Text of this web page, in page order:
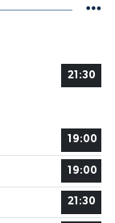
21:30
19:00
19:00
21:30